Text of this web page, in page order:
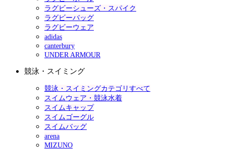
ラグビーシューズ・スパイク
ラグビーバッグ
ラグビーウェア
adidas
canterbury
UNDER ARMOUR
競泳・スイミング
競泳・スイミングカテゴリすべて
スイムウェア・競泳水着
スイムキャップ
スイムゴーグル
スイムバッグ
arena
MIZUNO